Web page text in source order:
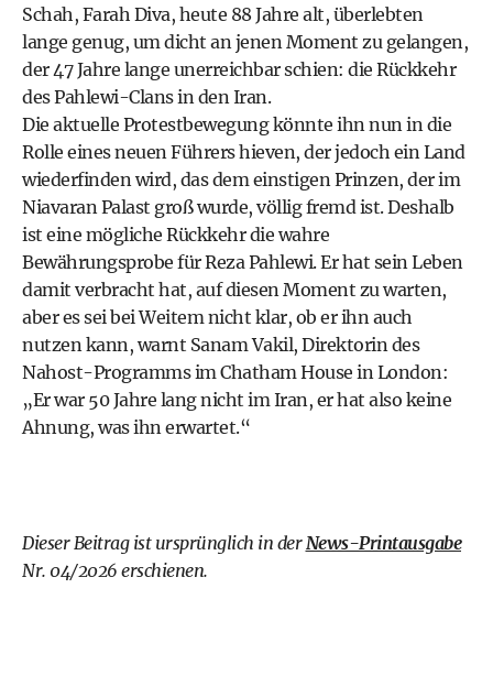
Schah, Farah Diva, heute 88 Jahre alt, überlebten
lange genug, um dicht an jenen Moment zu gelangen,
der 47 Jahre lange unerreichbar schien: die Rückkehr
des Pahlewi-Clans in den Iran.
Die aktuelle Protestbewegung könnte ihn nun in die
Rolle eines neuen Führers hieven, der jedoch ein Land
wiederfinden wird, das dem einstigen Prinzen, der im
Niavaran Palast groß wurde, völlig fremd ist. Deshalb
ist eine mögliche Rückkehr die wahre
Bewährungsprobe für Reza Pahlewi. Er hat sein Leben
damit verbracht hat, auf diesen Moment zu warten,
aber es sei bei Weitem nicht klar, ob er ihn auch
nutzen kann, warnt Sanam Vakil, Direktorin des
Nahost-Programms im Chatham House in London:
„Er war 50 Jahre lang nicht im Iran, er hat also keine
Ahnung, was ihn erwartet.“
Dieser Beitrag ist ursprünglich in derNews-Printausgabe
Nr. 04/2026 erschienen.